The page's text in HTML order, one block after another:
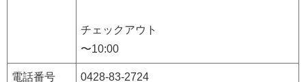
チェックアウト
〜10:00
電話番号 0428-83-2724